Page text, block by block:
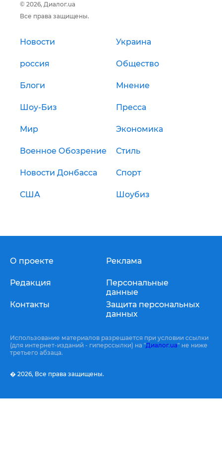
© 2026, Диалог.ua
Все права защищены.
Новости Украина
россия Общество
Блоги Мнение
Шоу-Биз Пресса
Мир Экономика
Военное Обозрение Стиль
Новости Донбасса Спорт
США Шоубиз
О проекте
Редакция
Контакты
Реклама
Персональные
данные
Защита персональных
данных
Использование материалов разрешается при условии ссылки
(для интернет-изданий - гиперссылки) на "Диалог.ua" не ниже
третьего абзаца.
� 2026, Все права защищены.